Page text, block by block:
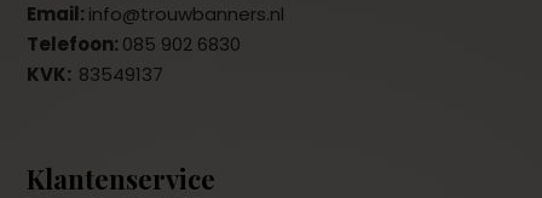
Email: info@trouwbanners.nl
Telefoon: 085 902 6830
KVK: 83549137
Klantenservice